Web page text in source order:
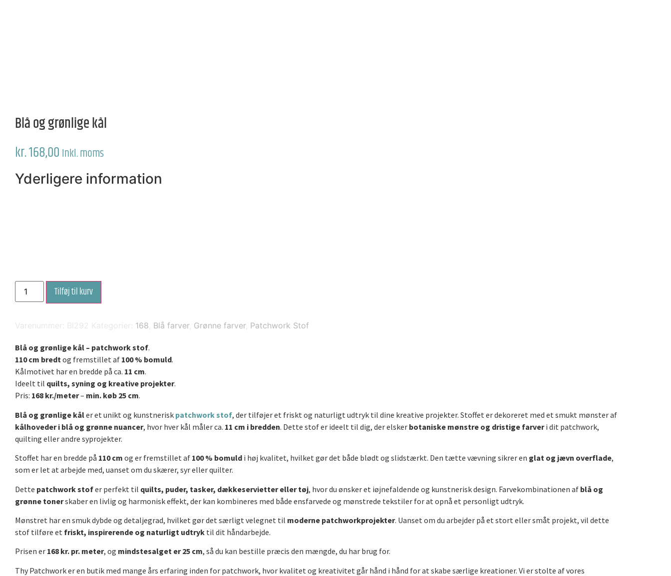
Blå og grønlige kål
kr.168,00 Inkl. moms
Yderligere information
Blå
grønlige
Tilføj til kurv
Varenummer: Bl292 Kategorier: 168, Blå farver, Grønne farver, Patchwork Stof
Blå og grønlige kål – patchwork stof.
110 cm bredtog fremstillet af 100 % bomuld.
Kålmotivet har en bredde på ca. 11 cm.
Ideelt til quilts, syning og kreative projekter.
Pris: 168 kr./meter– min. køb 25 cm.
Blå og grønlige kåler et unikt og kunstnerisk patchwork stof, der tilføjer et friskt og naturligt udtryk til dine kreative projekter. Stoffet er dekoreret med et smukt mønster af
kålhoveder i blå og grønne nuancer, hvor hver kål måler ca. 11 cm i bredden. Dette stof er ideelt til dig, der elsker botaniske mønstre og dristige farveri dit patchwork,
quilting eller andre syprojekter.
Stoffet har en bredde på 110 cm og er fremstillet af 100 % bomuld i høj kvalitet, hvilket gør det både blødt og slidstærkt. Den tætte vævning sikrer en glat og jævn overflade,
som er let at arbejde med, uanset om du skærer, syr eller quilter.
Dette patchwork stofer perfekt til quilts, puder, tasker, dækkeservietter eller tøj, hvor du ønsker et iøjnefaldende og kunstnerisk design. Farvekombinationen af blå og
grønne tonerskaber en livlig og harmonisk effekt, der kan kombineres med både ensfarvede og mønstrede tekstiler for at opnå et personligt udtryk.
Mønstret har en smuk dybde og detaljegrad, hvilket gør det særligt velegnet til moderne patchworkprojekter. Uanset om du arbejder på et stort eller småt projekt, vil dette
stof tilføre et friskt, inspirerende og naturligt udtryk til dit håndarbejde.
Prisen er 168 kr. pr. meter, og mindstesalget er 25 cm, så du kan bestille præcis den mængde, du har brug for.
Thy Patchwork er en butik med mange års erfaring inden for patchwork, hvor kvalitet og kreativitet går hånd i hånd for at skabe særlige kreationer. Vi er stolte af vores